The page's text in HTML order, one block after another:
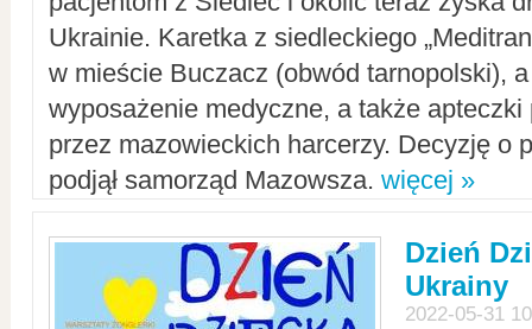
Ukrainie. Karetka z siedleckiego
w mieście Buczacz (obwód tarnopolski),
wyposażenie medyczne, a także apteczki
przez mazowieckich harcerzy. Decyzję o
podjął samorząd Mazowsza. więcej »
Dzień
Ukrainy
2022-05-31